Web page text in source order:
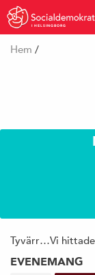
I HELSINGBORG
Hem /
Tyvärr…Vi
EVENEMANG